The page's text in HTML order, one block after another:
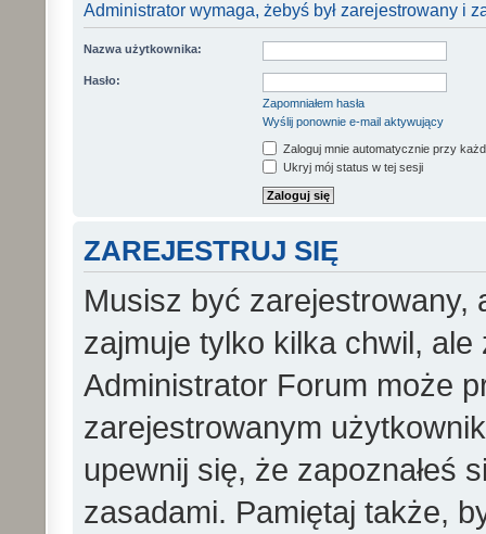
Administrator wymaga, żebyś był zarejestrowany i
Nazwa użytkownika:
Hasło:
Zapomniałem hasła
Wyślij ponownie e-mail aktywujący
Zaloguj mnie automatycznie przy
Ukryj mój status w tej sesji
ZAREJESTRUJ SIĘ
Musisz być zarejestrowany,
zajmuje tylko kilka chwil,
Administrator Forum może
zarejestrowanym
upewnij się, że zapoznałeś
zasadami. Pamiętaj także,